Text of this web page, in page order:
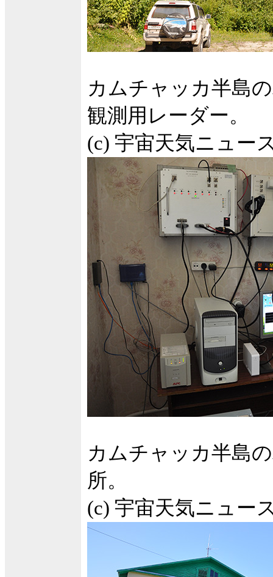
カムチャッカ半島
観測用レーダー。
(c) 宇宙天気ニュー
カムチャッカ半島
所。
(c) 宇宙天気ニュー